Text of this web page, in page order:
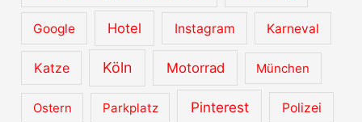
Google Hotel Instagram Karneval
Katze Köln Motorrad München
Ostern Parkplatz Pinterest Polizei